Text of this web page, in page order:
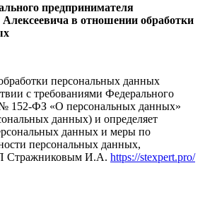
предпринимателя
в отношении обработки
персональных данных
с требованиями Федерального
№ 152-ФЗ «О персональных данных»
данных) и определяет
данных и меры по
персональных данных,
Стражниковым И.А. https://stexpert.pro/